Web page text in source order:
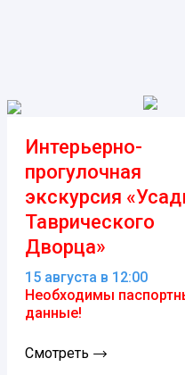
Интерьерно-
прогулочная
экскурсия
Таврического
Дворца»
15 августа в 12:00
Необходимы
данные!
Смотреть